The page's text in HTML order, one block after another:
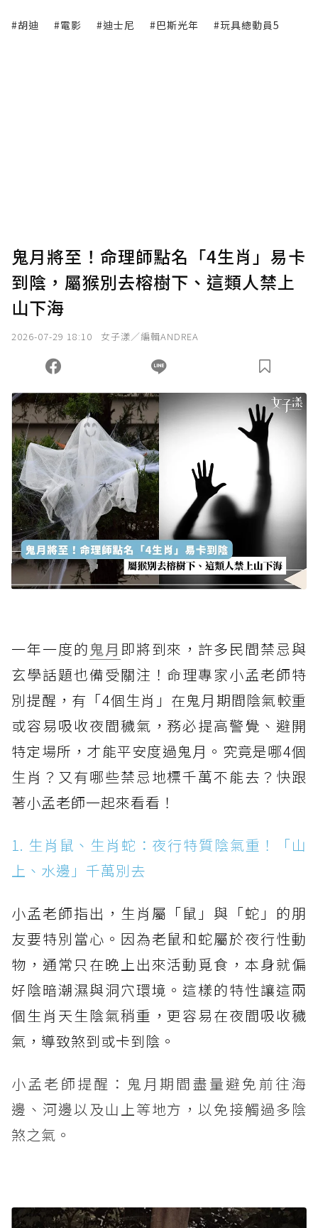
#胡迪 #電影 #迪士尼 #巴斯光年 #玩具總動員5
鬼月將至！命理師點名「4生肖」易卡
到陰，屬猴別去榕樹下、這類人禁上
山下海
2026-07-29 18:10 女子漾／編輯ANDREA
一年一度的 鬼月 即將到來，許多民間禁忌與
玄學話題也備受關注！命理專家小孟老師特
別提醒，有「4個生肖」在鬼月期間陰氣較重
或容易吸收夜間穢氣，務必提高警覺、避開
特定場所，才能平安度過鬼月。究竟是哪4個
生肖？又有哪些禁忌地標千萬不能去？快跟
著小孟老師一起來看看！
1. 生肖鼠、生肖蛇：夜行特質陰氣重！「山
上、水邊」千萬別去
小孟老師指出，生肖屬「鼠」與「蛇」的朋
友要特別當心。因為老鼠和蛇屬於夜行性動
物，通常只在晚上出來活動覓食，本身就偏
好陰暗潮濕與洞穴環境。這樣的特性讓這兩
個生肖天生陰氣稍重，更容易在夜間吸收穢
氣，導致煞到或卡到陰。
小孟老師提醒：鬼月期間盡量避免前往海
邊、河邊以及山上等地方，以免接觸過多陰
煞之氣。